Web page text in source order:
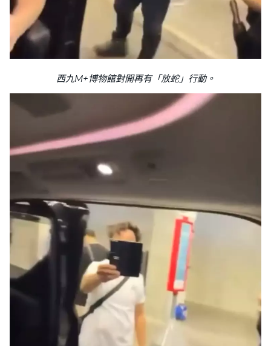
西九M+博物館對開再有「放蛇」行動。